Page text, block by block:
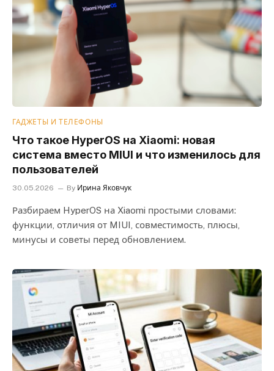
ГАДЖЕТЫ И ТЕЛЕФОНЫ
Что такое HyperOS на Xiaomi: новая
система вместо MIUI и что изменилось для
пользователей
30.05.2026 By Ирина Яковчук
Разбираем HyperOS на Xiaomi простыми словами:
функции, отличия от MIUI, совместимость, плюсы,
минусы и советы перед обновлением.